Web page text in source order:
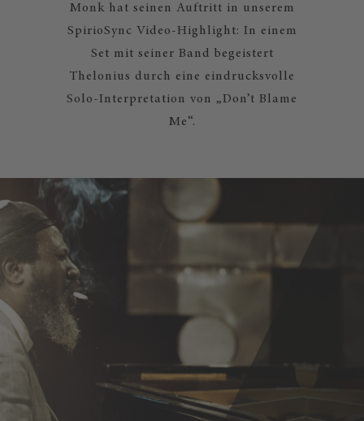
Monk hat seinen Auftritt in unserem
SpirioSync Video-Highlight: In einem
Set mit seiner Band begeistert
Thelonius durch eine eindrucksvolle
Solo-Interpretation von „Don’t Blame
Me“.